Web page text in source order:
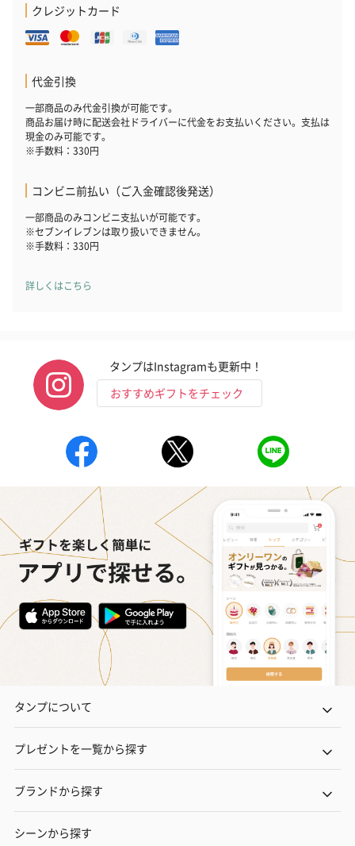
クレジットカード
代金引換
一部商品のみ代金引換が可能です。
商品お届け時に配送会社ドライバーに代金をお支払いください。支払は
現金のみ可能です。
※手数料：330円
コンビニ前払い（ご入金確認後発送）
一部商品のみコンビニ支払いが可能です。
※セブンイレブンは取り扱いできません。
※手数料：330円
詳しくはこちら
タンプはInstagramも更新中！
おすすめギフトをチェック
タンプについて
プレゼントを一覧から探す
ブランドから探す
シーンから探す